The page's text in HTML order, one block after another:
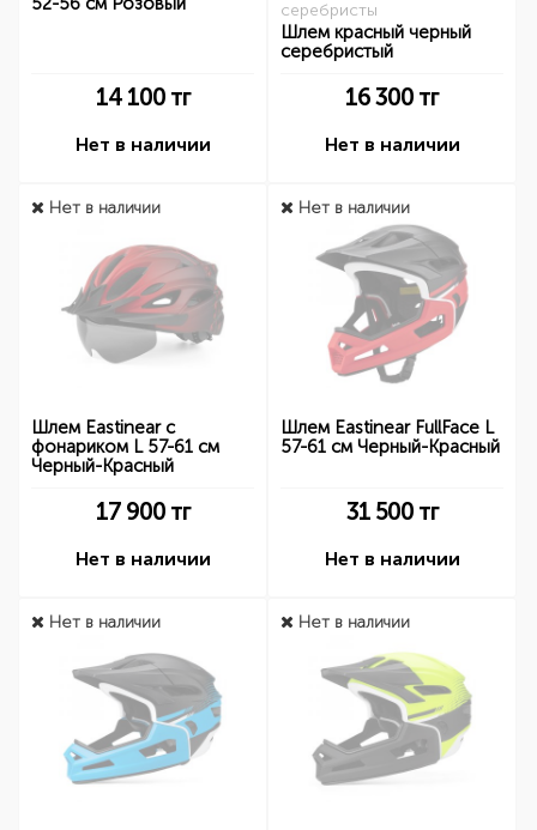
14 100тг
Нет в наличии
серебристы
Шлем красный черный
серебристый
16 300 тг
Нет в наличии
Нет в наличии
Шлем Eastinear с
фонариком L 57-61 см
Черный-Красный
17 900тг
Нет в наличии
Нет в наличии
Шлем Eastinear FullFace L
57-61 см Черный-Красный
31 500тг
Нет в наличии
Нет в наличии Нет в наличии